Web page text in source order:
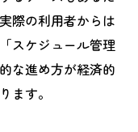
際の利用者からは
スケジュール管理
な進め方が経済的
ます。